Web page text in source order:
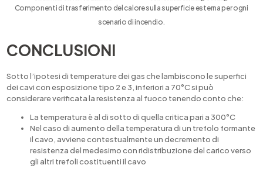
Componenti di trasferimento del calore sulla superficie esterna per ogni
scenario di incendio.
CONCLUSIONI
Sotto l’ipotesi di temperature dei gas che lambiscono le superfici
dei cavi con esposizione tipo 2 e 3, inferiori a 70°C si può
considerare verificata la resistenza al fuoco tenendo conto che:
La temperatura è al di sotto di quella critica pari a 300°C
Nel caso di aumento della temperatura di un trefolo formante
il cavo, avviene contestualmente un decremento di
resistenza del medesimo con ridistribuzione del carico verso
gli altri trefoli costituenti il cavo